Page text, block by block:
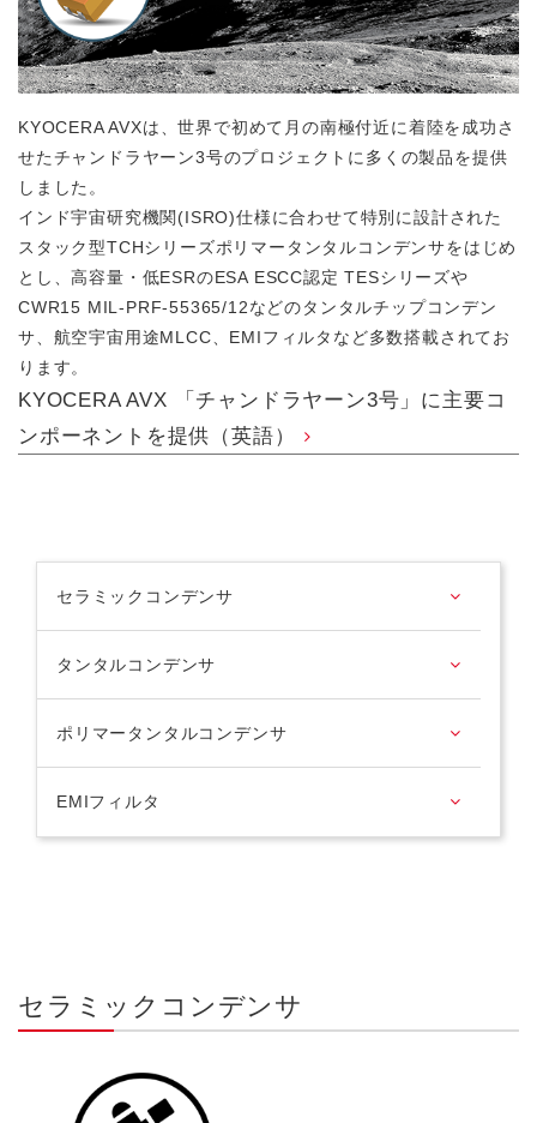
KYOCERA AVXは、世界で初めて月の南極付近に着陸を成功さ
せたチャンドラヤーン3号のプロジェクトに多くの製品を提供
しました。
インド宇宙研究機関(ISRO)仕様に合わせて特別に設計された
スタック型TCHシリーズポリマータンタルコンデンサをはじめ
とし、高容量・低ESRのESA ESCC認定 TESシリーズや
CWR15 MIL-PRF-55365/12などのタンタルチップコンデン
サ、航空宇宙用途MLCC、EMIフィルタなど多数搭載されてお
ります。
KYOCERA AVX 「チャンドラヤーン3号」に主要コ
ンポーネントを提供（英語）
セラミックコンデンサ
タンタルコンデンサ
ポリマータンタルコンデンサ
EMIフィルタ
セラミックコンデンサ